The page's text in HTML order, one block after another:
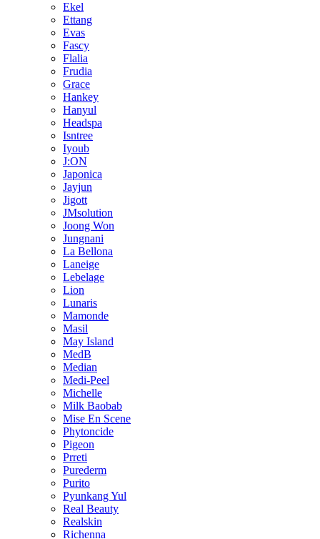
Ekel
Ettang
Evas
Fascy
Flalia
Frudia
Grace
Hankey
Hanyul
Headspa
Isntree
Iyoub
J:ON
Japonica
Jayjun
Jigott
JMsolution
Joong Won
Jungnani
La Bellona
Laneige
Lebelage
Lion
Lunaris
Mamonde
Masil
May Island
MedB
Median
Medi-Peel
Michelle
Milk Baobab
Mise En Scene
Phytoncide
Pigeon
Prreti
Purederm
Purito
Pyunkang Yul
Real Beauty
Realskin
Richenna